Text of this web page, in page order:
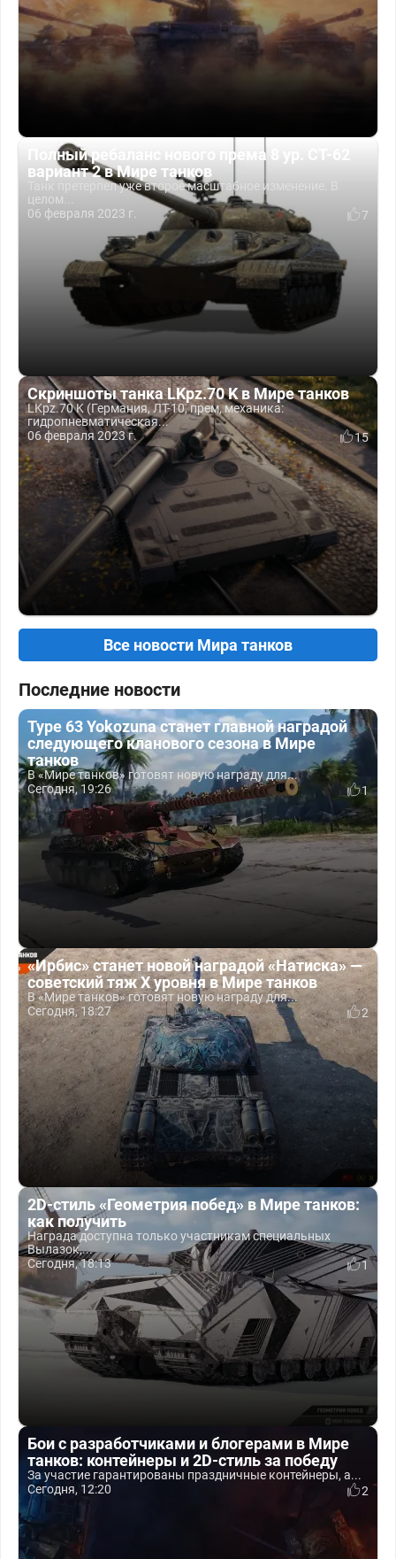
Полный ребаланс нового према 8 ур. СТ-62
вариант 2 в Мире танков
Танк претерпел уже второе масштабное изменение. В
целом...
06 февраля 2023 г.
7
Скриншоты танка LKpz.70 K в Мире танков
LKpz.70 K (Германия, ЛТ-10, прем, механика:
гидропневматическая...
06 февраля 2023 г.
15
Все новости Мира танков
Последние новости
Type 63 Yokozuna станет главной наградой
следующего кланового сезона в Мире
танков
В «Мире танков» готовят новую награду для...
Сегодня, 19:26
1
«Ирбис» станет новой наградой «Натиска» —
советский тяж X уровня в Мире танков
В «Мире танков» готовят новую награду для...
Сегодня, 18:27
2
2D-стиль «Геометрия побед» в Мире танков:
как получить
Награда доступна только участникам специальных
Вылазок,...
Сегодня, 18:13
1
Бои с разработчиками и блогерами в Мире
танков: контейнеры и 2D-стиль за победу
За участие гарантированы праздничные контейнеры, а...
Сегодня, 12:20
2